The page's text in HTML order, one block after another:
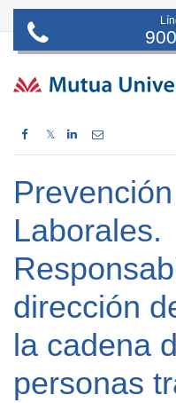
𝕏
Laborales.
dirección
la cadena
personas